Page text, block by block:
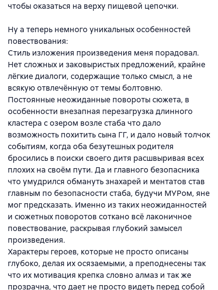
чтобы оказаться на верху пищевой цепочки.
Ну а теперь немного уникальных особенностей
повествования:
Стиль изложения произведения меня порадовал.
Нет сложных и заковыристых предложений, крайне
лёгкие диалоги, содержащие только смысл, а не
всякую отвлечённую от темы болтовню.
Постоянные неожиданные повороты сюжета, в
особенности внезапная перезагрузка длинного
кластера с озером возле стаба что дало
возможность похитить сына ГГ, и дало новый толчок
событиям, когда оба безутешных родителя
бросились в поиски своего дитя расшвыривая всех
плохих на своём пути. Да и главного безопасника
что умудрился обмануть знахарей и ментатов став
главным по безопасности стаба, будучи МУРом, яне
мог предсказать. Именно из таких неожиданностей
и сюжетных поворотов соткано всё лаконичное
повествование, раскрывая глубокий замысел
произведения.
Характеры героев, которые не просто описаны
глубоко, делая их осязаемыми, а преподнесены так
что их мотивация крепка словно алмаз и так же
прозрачна, что дает не просто видеть перед собой